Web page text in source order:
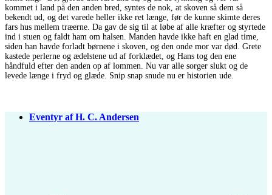
kommet i land på den anden bred, syntes de nok, at skoven så dem så
bekendt ud, og det varede heller ikke ret længe, før de kunne skimte deres
fars hus mellem træerne. Da gav de sig til at løbe af alle kræfter og styrtede
ind i stuen og faldt ham om halsen. Manden havde ikke haft en glad time,
siden han havde forladt børnene i skoven, og den onde mor var død. Grete
kastede perlerne og ædelstene ud af forklædet, og Hans tog den ene
håndfuld efter den anden op af lommen. Nu var alle sorger slukt og de
levede længe i fryd og glæde. Snip snap snude nu er historien ude.
Eventyr af H. C. Andersen